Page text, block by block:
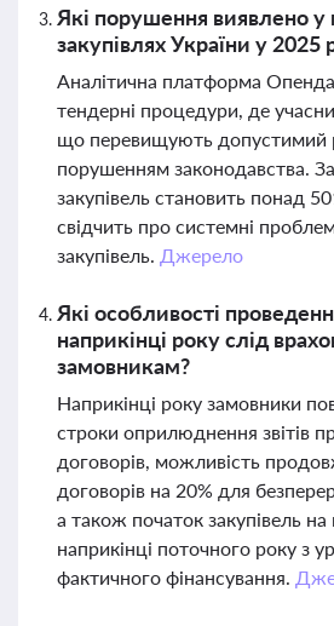
Які порушення виявлено у
закупівлях України у 2025
Аналітична платформа
тендерні процедури, де
що перевищують допустимий
порушенням законодавства.
закупівель становить понад
свідчить про системні
закупівель. Джерело
Які особливості
наприкінці року слід
замовникам?
Наприкінці року замовники
строки оприлюднення звітів
договорів, можливість
договорів на 20% для
а також початок закупівель
наприкінці поточного року з
фактичного фінансування.